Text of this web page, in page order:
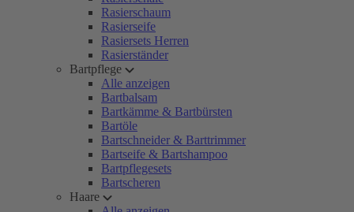
Rasierschaum
Rasierseife
Rasiersets Herren
Rasierständer
Bartpflege
Alle anzeigen
Bartbalsam
Bartkämme & Bartbürsten
Bartöle
Bartschneider & Barttrimmer
Bartseife & Bartshampoo
Bartpflegesets
Bartscheren
Haare